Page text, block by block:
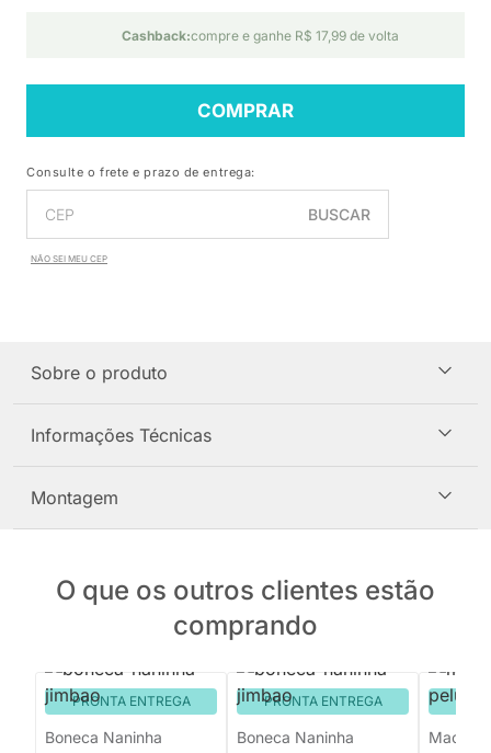
Cashback:compre e ganhe R$ 17,99 de volta
COMPRAR
Consulte o frete e prazo de entrega:
BUSCAR
NÃO SEI MEU CEP
Sobre o produto
Informações Técnicas
Montagem
O que os outros clientes estão
comprando
PRONTA ENTREGA
Boneca Naninha
PRONTA ENTREGA
Boneca Naninha